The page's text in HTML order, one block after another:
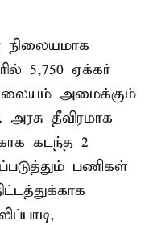
நிலையமாக
5,750 ஏக்கர்
அமைக்கும்
தீவிரமாக
கடந்த 2
பணிகள்